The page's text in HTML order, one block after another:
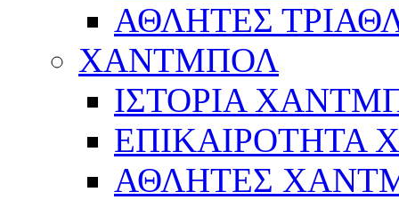
ΑΘΛΗΤΕΣ
ΧΑΝΤΜΠΟΛ
ΙΣΤΟΡΙΑ
ΕΠΙΚΑΙΡΟΤΗΤΑ
ΑΘΛΗΤΕΣ